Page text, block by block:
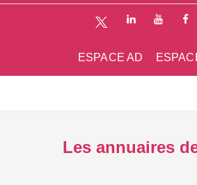
ESPACE AD
Les annuaires